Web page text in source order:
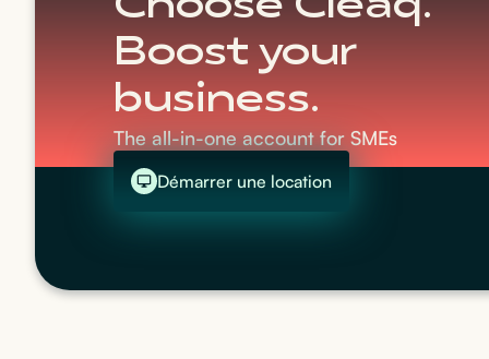
Boost your
business.
The all-in-one account for SMEs
Démarrer une location